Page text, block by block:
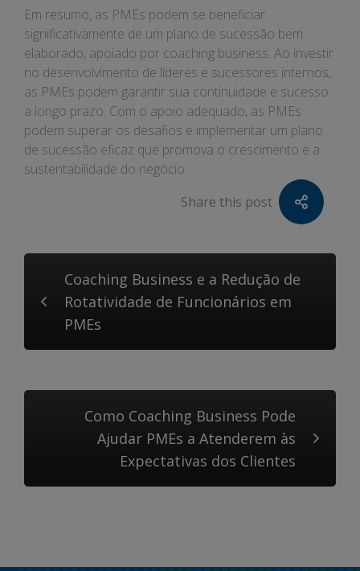
Em resumo, as PMEs podem se beneficiar
significativamente de um plano de sucessão bem
elaborado, apoiado por coaching business. Ao investir
no desenvolvimento de líderes e sucessores internos,
as PMEs podem garantir sua continuidade e sucesso
a longo prazo. Com o apoio adequado, as PMEs
podem superar os desafios e implementar um plano
de sucessão eficaz que promova o crescimento e a
sustentabilidade do negócio.
Share this post
Coaching Business e a Redução de
Rotatividade de Funcionários em
PMEs
Como Coaching Business Pode
Ajudar PMEs a Atenderem às
Expectativas dos Clientes